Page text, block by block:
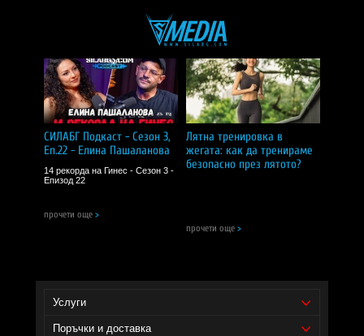
СИЛАБГ Подкаст - Сезон 3,
Еп.22 - Елина Пашаланова
14 рекорда на Гинес - Сезон 3 -
Епизод 22
прочети още >
Лятна тренировка в
жегата: как да тренираме
безопасно през лятото?
прочети още >
Услуги
Поръчки и доставка